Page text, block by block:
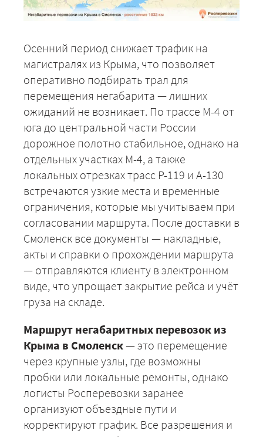
Осенний период снижает трафик на
магистралях из Крыма, что позволяет
оперативно подбирать трал для
перемещения негабарита — лишних
ожиданий не возникает. По трассе М-4 от
юга до центральной части России
дорожное полотно стабильное, однако на
отдельных участках М-4, а также
локальных отрезках трасс Р-119 и А-130
встречаются узкие места и временные
ограничения, которые мы учитываем при
согласовании маршрута. После доставки в
Смоленск все документы — накладные,
акты и справки о прохождении маршрута
— отправляются клиенту в электронном
виде, что упрощает закрытие рейса и учёт
груза на складе.
Маршрут негабаритных перевозок из
Крыма в Смоленск — это перемещение
через крупные узлы, где возможны
пробки или локальные ремонты, однако
логисты Росперевозки заранее
организуют объездные пути и
корректируют график. Все разрешения и